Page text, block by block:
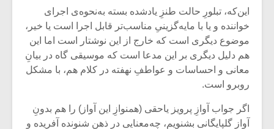
این‌که، تبلورِ حالت طنزِ یادشده بسته به‌نحوه‌ی اجرای
خواننده و یا با مایه‌گزینیِ مناسب‌تر قابل اجرا است یا خیر،
موضوع دیگری است که خارج از این نوشتار است اما این
هم دلیل دیگری بر این مدعا است که موسیقی گاه در بیانِ
معانی و احساسات و عواطفِ نهفته در کلام هم، با مشکل
روبرو است.
اگر جواب آوازِ پرویز یاحقی (همنوازِ این آواز) را هم بدونِ
آواز گلپایگانی بشنویم، چه‌معنایی در ذهن شنونده آفریده و
یادداشتی بر موسیقی
متن فیلم «متری
شیش و نیم»
مشهورترین باشی،
بدنام ترین باش
دوره
موسیقی
موسیقی
برگزار
موسیقی